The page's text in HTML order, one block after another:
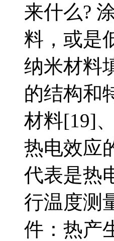
来什么?
料，或是
纳米材料
的结构和
材料[19]
热电效应
代表是热
行温度测
件：热产